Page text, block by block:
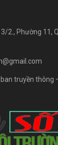
2., Phường 11,
truyền thông